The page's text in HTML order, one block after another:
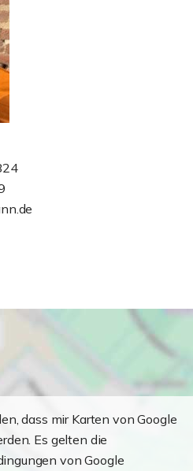
dass mir Karten von Google
Es gelten die
von Google